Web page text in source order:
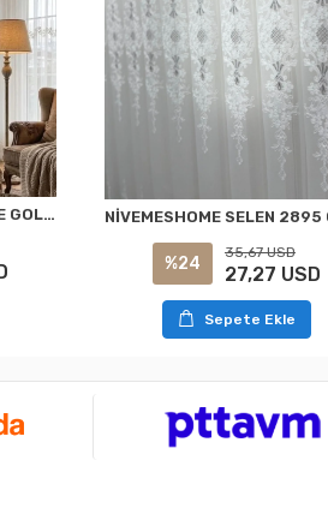
NİVEMESHOME EYLÜLZADE GOLD DETAY 1/3 PİLELİ TÜL PERDE APM
%24
35,67 USD
27,27 USD
Sepete Ekle